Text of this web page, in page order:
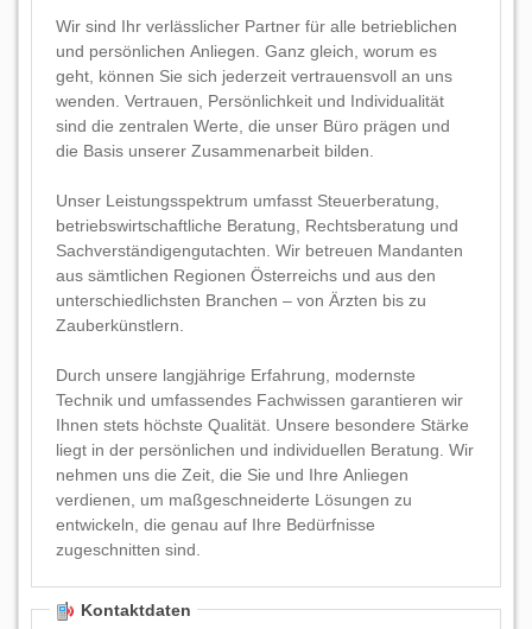
Wir sind Ihr verlässlicher Partner für alle betrieblichen
und persönlichen Anliegen. Ganz gleich, worum es
geht, können Sie sich jederzeit vertrauensvoll an uns
wenden. Vertrauen, Persönlichkeit und Individualität
sind die zentralen Werte, die unser Büro prägen und
die Basis unserer Zusammenarbeit bilden.
Unser Leistungsspektrum umfasst Steuerberatung,
betriebswirtschaftliche Beratung, Rechtsberatung und
Sachverständigengutachten. Wir betreuen Mandanten
aus sämtlichen Regionen Österreichs und aus den
unterschiedlichsten Branchen – von Ärzten bis zu
Zauberkünstlern.
Durch unsere langjährige Erfahrung, modernste
Technik und umfassendes Fachwissen garantieren wir
Ihnen stets höchste Qualität. Unsere besondere Stärke
liegt in der persönlichen und individuellen Beratung. Wir
nehmen uns die Zeit, die Sie und Ihre Anliegen
verdienen, um maßgeschneiderte Lösungen zu
entwickeln, die genau auf Ihre Bedürfnisse
zugeschnitten sind.
Kontaktdaten